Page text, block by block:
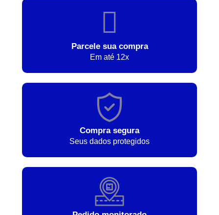
Parcele sua compra
Em até 12x
Compra segura
Seus dados protegidos